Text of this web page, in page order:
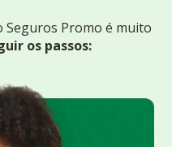
Seguros Promo é muito
os passos: